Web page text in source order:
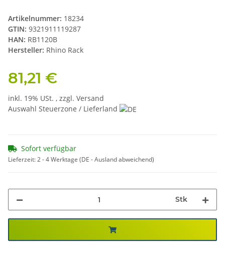
Artikelnummer: 18234
GTIN: 9321911119287
HAN: RB1120B
Hersteller: Rhino Rack
81,21 €
inkl. 19% USt. , zzgl. Versand
Auswahl Steuerzone / Lieferland
Sofort verfügbar
Lieferzeit:2 - 4 Werktage (DE - Ausland abweichend)
Stk